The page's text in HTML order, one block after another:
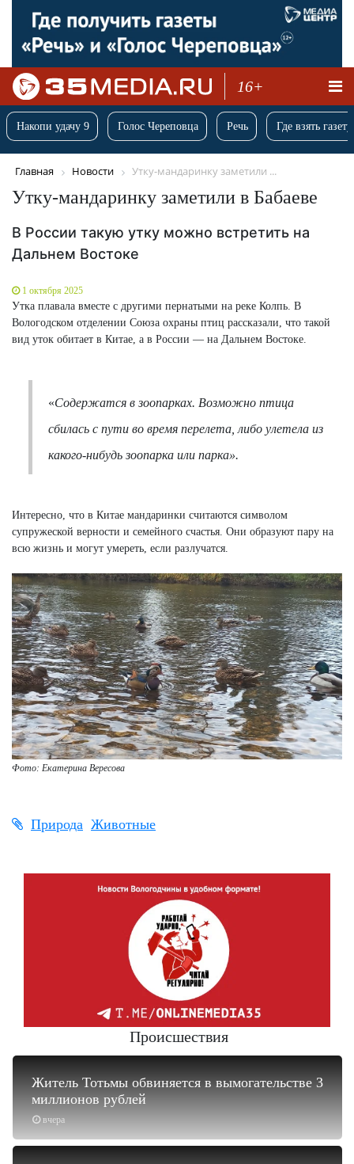
16+
Накопи удачу 9 Голос Череповца Речь Где взять
Главная Новости Утку-мандаринку заметили ...
Утку-мандаринку заметили в Бабаеве
В России такую утку можно встретить на
Дальнем Востоке
1 октября 2025
Утка плавала вместе с другими пернатыми на реке Колпь. В
Вологодском отделении Союза охраны птиц рассказали, что такой
вид уток обитает в Китае, а в России — на Дальнем Востоке.
«Содержатся в зоопарках. Возможно птица
сбилась с пути во время перелета, либо улетела из
какого-нибудь зоопарка или парка».
Интересно, что в Китае мандаринки считаются символом
супружеской верности и семейного счастья. Они образуют пару на
всю жизнь и могут умереть, если разлучатся.
Фото: Екатерина Вересова
Природа Животные
Происшествия
вчера
Житель Тотьмы обвиняется в вымогательстве 3
миллионов рублей